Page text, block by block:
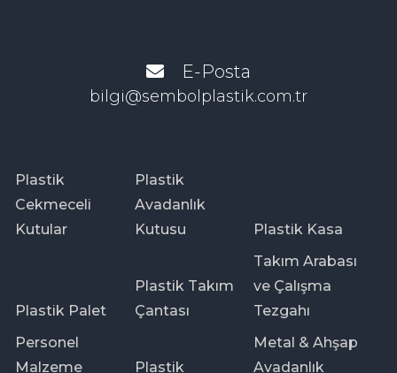
E-Posta
bilgi@sembolplastik.com.tr
Plastik
Cekmeceli
Kutular
Plastik
Avadanlık
Kutusu
Plastik Kasa
Plastik Palet
Plastik Takım
Çantası
Takım Arabası
ve Çalışma
Tezgahı
Personel
Malzeme
Plastik
Metal & Ahşap
Avadanlık